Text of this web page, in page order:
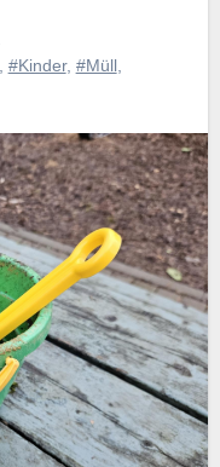
#Kinder, #Müll,